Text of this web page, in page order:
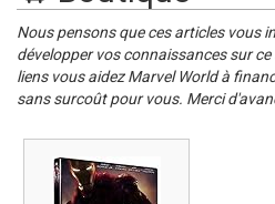
Nous pensons que ces articles vous
développer vos connaissances sur
liens vous aidez Marvel World à
sans surcoût pour vous. Merci